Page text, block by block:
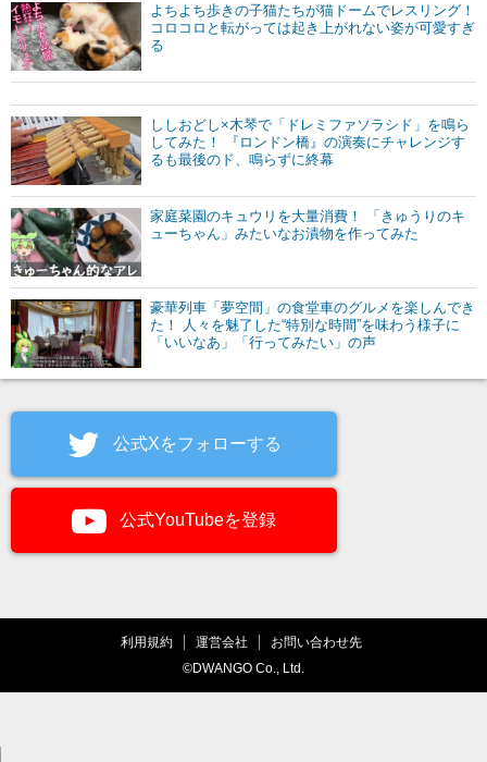
よちよち歩きの子猫たちが猫ドームでレスリング！
コロコロと転がっては起き上がれない姿が可愛すぎ
る
ししおどし×木琴で「ドレミファソラシド」を鳴ら
してみた！ 『ロンドン橋』の演奏にチャレンジす
るも最後のド、鳴らずに終幕
家庭菜園のキュウリを大量消費！ 「きゅうりのキ
ューちゃん」みたいなお漬物を作ってみた
豪華列車「夢空間」の食堂車のグルメを楽しんでき
た！ 人々を魅了した“特別な時間”を味わう様子に
「いいなあ」「行ってみたい」の声
公式Xをフォローする
公式YouTubeを登録
利用規約 運営会社
お問い合わせ先
©DWANGO Co., Ltd.